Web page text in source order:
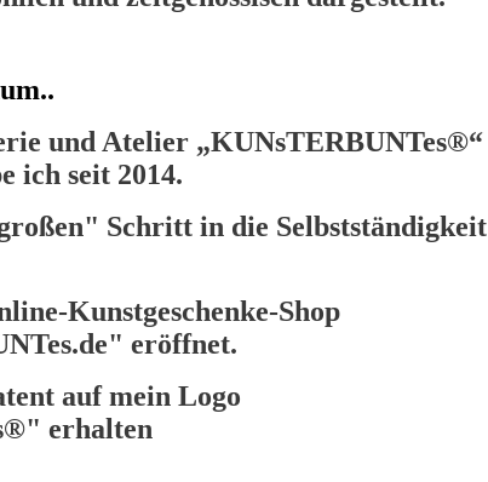
und Atelier „KUNsTERBUNTes®“
ich seit 2014.
Schritt in die Selbstständigkeit
Kunstgeschenke-Shop
eröffnet.
auf mein Logo
erhalten